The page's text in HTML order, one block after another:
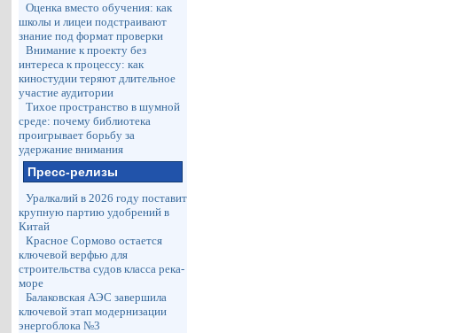
Оценка вместо обучения: как
школы и лицеи подстраивают
знание под формат проверки
Внимание к проекту без
интереса к процессу: как
киностудии теряют длительное
участие аудитории
Тихое пространство в шумной
среде: почему библиотека
проигрывает борьбу за
удержание внимания
Пресс-релизы
Уралкалий в 2026 году поставит
крупную партию удобрений в
Китай
Красное Сормово остается
ключевой верфью для
строительства судов класса река-
море
Балаковская АЭС завершила
ключевой этап модернизации
энергоблока №3